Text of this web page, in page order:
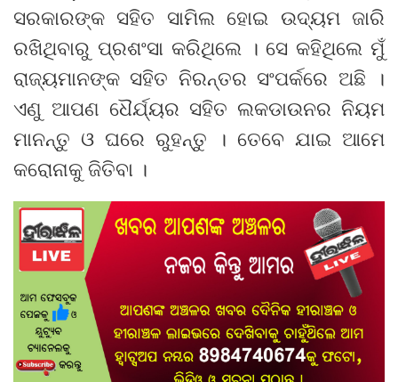
ସରକାରଙ୍କ ସହିତ ସାମିଲ ହୋଇ ଉଦ୍ୟମ ଜାରି
ରଖିଥିବାରୁ ପ୍ରଶଂସା କରିଥିଲେ । ସେ କହିଥିଲେ ମୁଁ
ରାଜ୍ୟମାନଙ୍କ ସହିତ ନିରନ୍ତର ସଂପର୍କରେ ଅଛି ।
ଏଣୁ ଆପଣ ଧୈର୍ଯ୍ୟର ସହିତ ଲକଡାଉନର ନିୟମ
ମାନନ୍ତୁ ଓ ଘରେ ରୁହନ୍ତୁ । ତେବେ ଯାଇ ଆମେ
କରୋନାକୁ ଜିତିବା ।